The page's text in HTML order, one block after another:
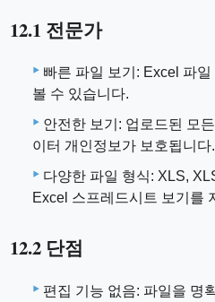
12.1 전문가
빠른 파일 보기: Excel 파
볼 수 있습니다.
안전한 보기: 업로드된 모
이터 개인정보가 보호됩니다.
다양한 파일 형식: XLS,
Excel 스프레드시트 보기를
12.2 단점
편집 기능 없음: 파일을 명